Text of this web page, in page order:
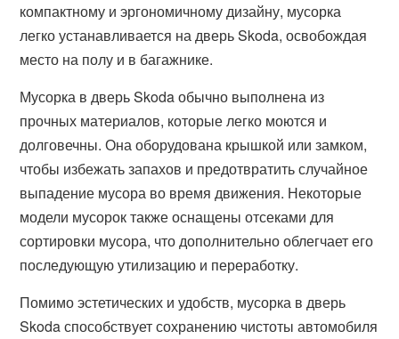
компактному и эргономичному дизайну, мусорка
легко устанавливается на дверь Skoda, освобождая
место на полу и в багажнике.
Мусорка в дверь Skoda обычно выполнена из
прочных материалов, которые легко моются и
долговечны. Она оборудована крышкой или замком,
чтобы избежать запахов и предотвратить случайное
выпадение мусора во время движения. Некоторые
модели мусорок также оснащены отсеками для
сортировки мусора, что дополнительно облегчает его
последующую утилизацию и переработку.
Помимо эстетических и удобств, мусорка в дверь
Skoda способствует сохранению чистоты автомобиля